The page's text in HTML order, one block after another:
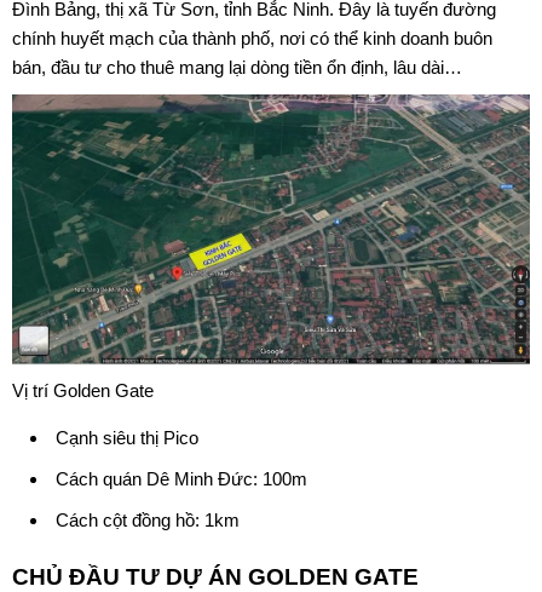
Đình Bảng, thị xã Từ Sơn, tỉnh Bắc Ninh. Đây là tuyến đường
chính huyết mạch của thành phố, nơi có thể kinh doanh buôn
bán, đầu tư cho thuê mang lại dòng tiền ổn định, lâu dài…
Vị trí Golden Gate
Cạnh siêu thị Pico
Cách quán Dê Minh Đức: 100m
Cách cột đồng hồ: 1km
CHỦ ĐẦU TƯ DỰ ÁN GOLDEN GATE